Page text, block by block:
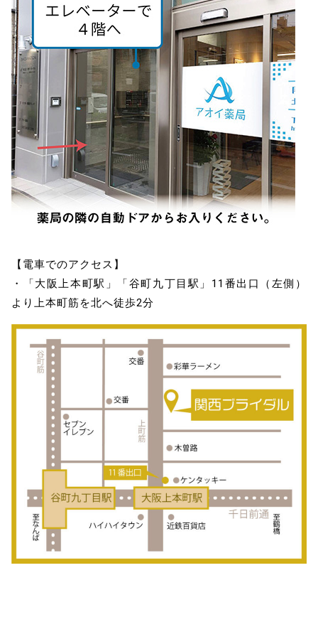
【電車でのアクセス】
・「大阪上本町駅」「谷町九丁目駅」11番出口（左側）
より上本町筋を北へ徒歩2分